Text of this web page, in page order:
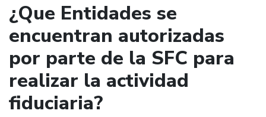
¿Que Entidades se
encuentran autorizadas
por parte de la SFC para
realizar la actividad
fiduciaria?